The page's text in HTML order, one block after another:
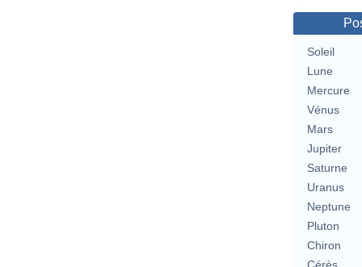
Soleil
Lune
Mercure
Vénus
Mars
Jupiter
Saturne
Uranus
Neptune
Pluton
Chiron